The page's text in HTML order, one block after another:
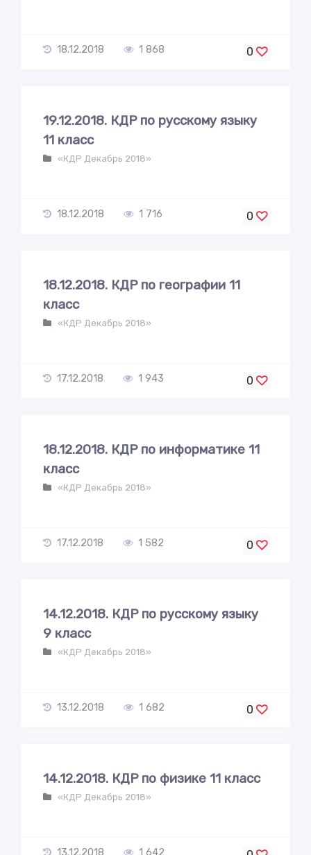
18.12.2018 1 868 0
19.12.2018. КДР по русскому языку
11 класс
«КДР Декабрь 2018»
18.12.2018 1 716 0
18.12.2018. КДР по географии 11
класс
«КДР Декабрь 2018»
17.12.2018 1 943 0
18.12.2018. КДР по информатике 11
класс
«КДР Декабрь 2018»
17.12.2018 1 582 0
14.12.2018. КДР по русскому языку
9 класс
«КДР Декабрь 2018»
13.12.2018 1 682 0
14.12.2018. КДР по физике 11 класс
«КДР Декабрь 2018»
13.12.2018 1 642